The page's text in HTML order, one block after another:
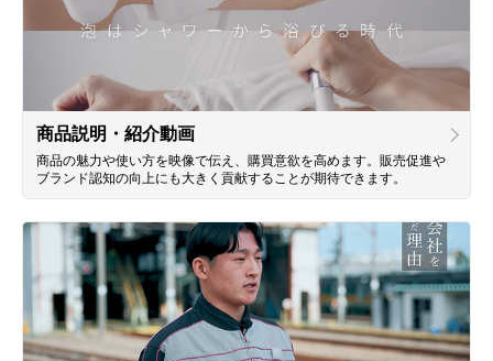
商品説明・紹介動画
商品の魅力や使い方を映像で伝え、購買意欲を高めます。販売促進や
ブランド認知の向上にも大きく貢献することが期待できます。